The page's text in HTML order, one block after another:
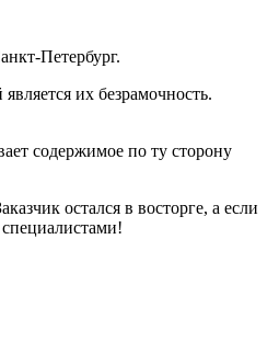
Петербург.
их безрамочность.
содержимое по ту сторону
остался в восторге, а если